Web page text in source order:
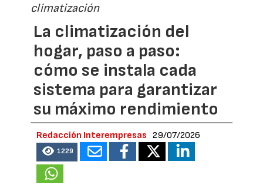
climatización
La climatización del
hogar, paso a paso:
cómo se instala cada
sistema para garantizar
su máximo rendimiento
Redacción Interempresas 29/07/2026
1229